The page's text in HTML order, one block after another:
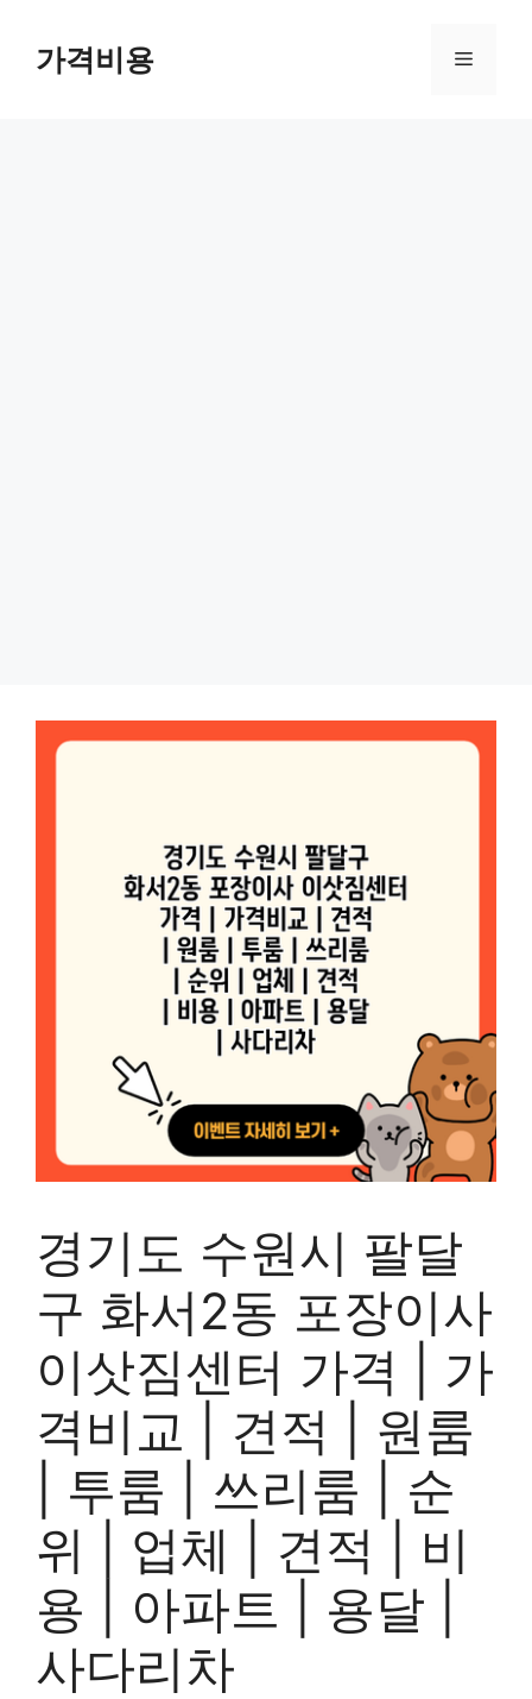
가격비용 메
경기도 수원시 팔달
구 화서2동 포장이사
이삿짐센터 가격 | 가
격비교 | 견적 | 원룸
| 투룸 | 쓰리룸 | 순
위 | 업체 | 견적 | 비
용 | 아파트 | 용달 |
사다리차